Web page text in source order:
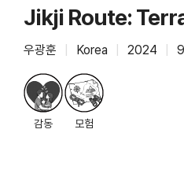
Jikji Route:
우광훈 Korea 2024
감동 모험